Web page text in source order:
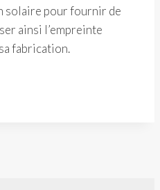
solaire pour fournir de
ainsi l’empreinte
fabrication.